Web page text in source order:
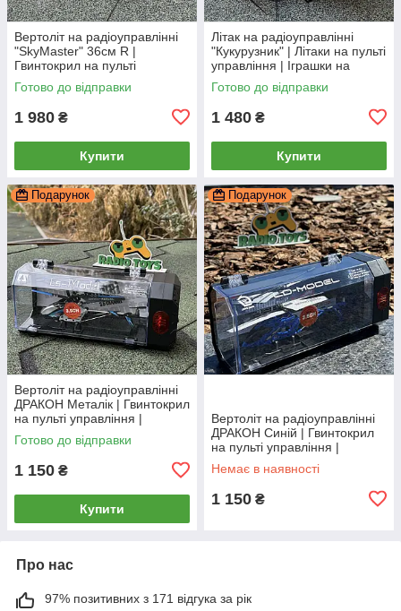
Вертоліт на радіоуправлінні
"SkyMaster" 36см R |
Гвинтокрил на пульті
управління | Гелікоптер на
радіокеруванні
Готово до відправки
1 980 ₴
Купити
Літак на радіоуправлінні
"Кукурузник" | Літаки на пульті
управління | Іграшки на
радіокеруванні
Готово до відправки
1 480 ₴
Купити
Подарунок
Вертоліт на радіоуправлінні
ДРАКОН Металік | Гвинтокрил
на пульті управління |
Гелікоптер на радіокеруванні
Готово до відправки
1 150 ₴
Купити
Подарунок
Вертоліт на радіоуправлінні
ДРАКОН Синій | Гвинтокрил
на пульті управління |
Гелікоптер на радіокеруванні
Немає в наявності
1 150 ₴
Про нас
97% позитивних з 171 відгука за рік